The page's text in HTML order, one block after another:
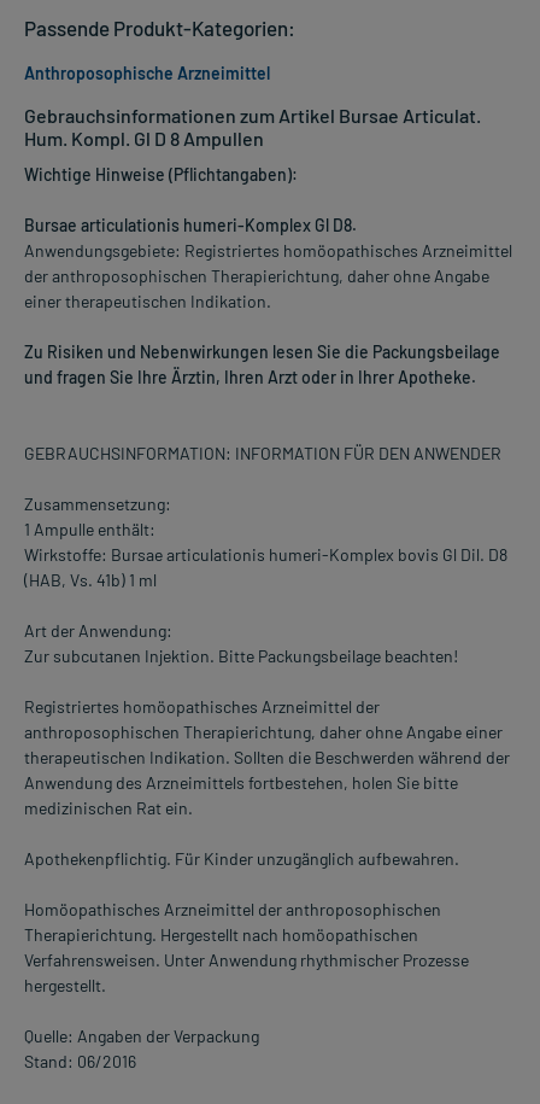
Gebrauchsinformationen zum Artikel Bursae Articulat.
Hum. Kompl. Gl D 8 Ampullen
Wichtige Hinweise (Pflichtangaben):
Bursae articulationis humeri-Komplex Gl D8.
Anwendungsgebiete: Registriertes homöopathisches Arzneimittel
der anthroposophischen Therapierichtung, daher ohne Angabe
einer therapeutischen Indikation.
Zu Risiken und Nebenwirkungen lesen Sie die Packungsbeilage
und fragen Sie Ihre Ärztin, Ihren Arzt oder in Ihrer Apotheke.
GEBRAUCHSINFORMATION: INFORMATION FÜR DEN ANWENDER
Zusammensetzung:
1 Ampulle enthält:
Wirkstoffe: Bursae articulationis humeri-Komplex bovis Gl Dil. D8
(HAB, Vs. 41b) 1 ml
Art der Anwendung:
Zur subcutanen Injektion. Bitte Packungsbeilage beachten!
Registriertes homöopathisches Arzneimittel der
anthroposophischen Therapierichtung, daher ohne Angabe einer
therapeutischen Indikation. Sollten die Beschwerden während der
Anwendung des Arzneimittels fortbestehen, holen Sie bitte
medizinischen Rat ein.
Apothekenpflichtig. Für Kinder unzugänglich aufbewahren.
Homöopathisches Arzneimittel der anthroposophischen
Therapierichtung. Hergestellt nach homöopathischen
Verfahrensweisen. Unter Anwendung rhythmischer Prozesse
hergestellt.
Quelle: Angaben der Verpackung
Stand: 06/2016
Passende Produkt-Kategorien:
Anthroposophische Arzneimittel